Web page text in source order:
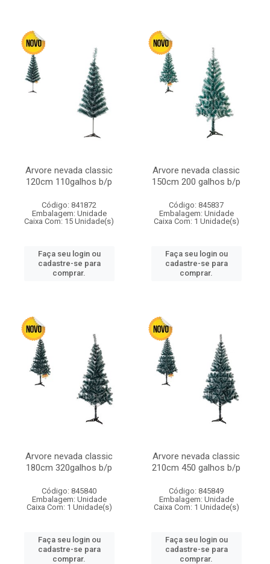
Arvore nevada classic
120cm 110galhos b/p
Código: 841872
Embalagem: Unidade
Caixa Com: 15 Unidade(s)
Faça seu login ou
cadastre-se para
comprar.
Arvore nevada classic
150cm 200 galhos b/p
Código: 845837
Embalagem: Unidade
Caixa Com: 1 Unidade(s)
Faça seu login ou
cadastre-se para
comprar.
Arvore nevada classic
180cm 320galhos b/p
Código: 845840
Embalagem: Unidade
Caixa Com: 1 Unidade(s)
Faça seu login ou
cadastre-se para
comprar.
Arvore nevada classic
210cm 450 galhos b/p
Código: 845849
Embalagem: Unidade
Caixa Com: 1 Unidade(s)
Faça seu login ou
cadastre-se para
comprar.